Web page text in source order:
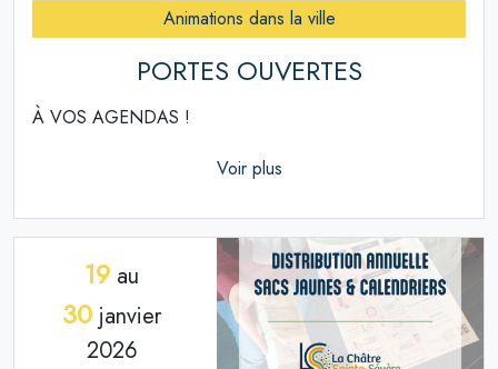
Animations dans la ville
PORTES OUVERTES
À VOS AGENDAS !
Voir plus
19 au
30 janvier
2026